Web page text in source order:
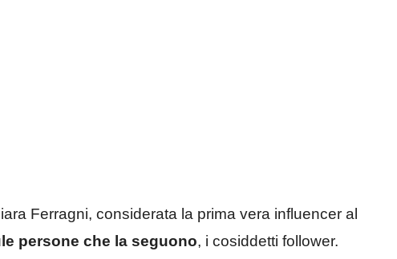
Ferragni, considerata la prima vera influencer al
persone che la seguono, i cosiddetti follower.